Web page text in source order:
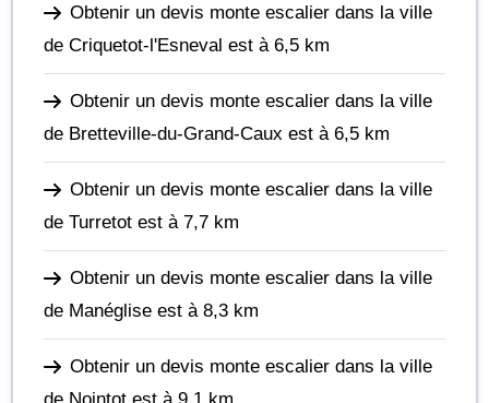
Obtenir un devis monte escalier dans la ville
de Criquetot-l'Esneval est à 6,5 km
Obtenir un devis monte escalier dans la ville
de Bretteville-du-Grand-Caux est à 6,5 km
Obtenir un devis monte escalier dans la ville
de Turretot est à 7,7 km
Obtenir un devis monte escalier dans la ville
de Manéglise est à 8,3 km
Obtenir un devis monte escalier dans la ville
de Nointot est à 9,1 km